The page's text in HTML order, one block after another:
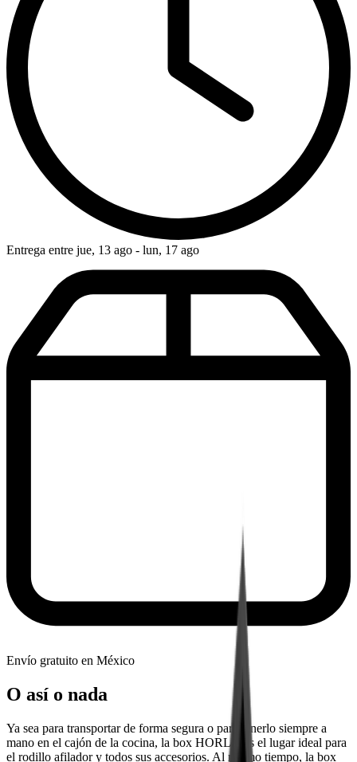
Entrega entre jue, 13 ago - lun, 17 ago
Envío gratuito en México
O así o nada
Ya sea para transportar de forma segura o para tenerlo siempre a
mano en el cajón de la cocina, la box HORL® es el lugar ideal para
el rodillo afilador y todos sus accesorios. Al mismo tiempo, la box